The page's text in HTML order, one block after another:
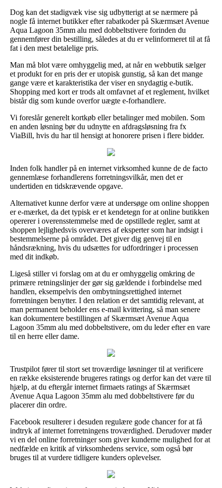
Dog kan det stadigvæk vise sig udbytterigt at se nærmere på
nogle få internet butikker efter rabatkoder på Skærmsæt Avenue
Aqua Lagoon 35mm alu med dobbeltstivere forinden du
gennemfører din bestilling, således at du er velinformeret til at få
fat i den mest betalelige pris.
Man må blot være omhyggelig med, at når en webbutik sælger
et produkt for en pris der er utopisk gunstig, så kan det mange
gange være et karakteristika der viser en snydagtig e-butik.
Shopping med kort er trods alt omfavnet af et reglement, hvilket
bistår dig som kunde overfor uægte e-forhandlere.
Vi foreslår generelt kortkøb eller betalinger med mobilen. Som
en anden løsning bør du udnytte en afdragsløsning fra fx
ViaBill, hvis du har til hensigt at honorere prisen i flere bidder.
Inden folk handler på en internet virksomhed kunne de de facto
gennemlæse forhandlerens forretningsvilkår, men det er
undertiden en tidskrævende opgave.
Alternativet kunne derfor være at undersøge om online shoppen
er e-mærket, da det typisk er et kendetegn for at online butikken
opererer i overensstemmelse med de opstillede regler, samt at
shoppen lejlighedsvis overværes af eksperter som har indsigt i
bestemmelserne på området. Det giver dig genvej til en
håndsrækning, hvis du udsættes for udfordringer i processen
med dit indkøb.
Ligeså stiller vi forslag om at du er omhyggelig omkring de
primære retningslinjer der gør sig gældende i forbindelse med
handlen, eksempelvis den ombytningsrettighed internet
forretningen benytter. I den relation er det samtidig relevant, at
man permanent beholder ens e-mail kvittering, så man senere
kan dokumentere bestillingen af Skærmsæt Avenue Aqua
Lagoon 35mm alu med dobbeltstivere, om du leder efter en vare
til en herre eller dame.
Trustpilot fører til stort set troværdige løsninger til at verificere
en række eksisterende brugeres ratings og derfor kan det være til
hjælp, at du eftergår internet firmaets ratings af Skærmsæt
Avenue Aqua Lagoon 35mm alu med dobbeltstivere før du
placerer din ordre.
Facebook resulterer i desuden regulære gode chancer for at få
indtryk af internet forretningens troværdighed. Derudover møder
vi en del online forretninger som giver kunderne mulighed for at
nedfælde en kritik af virksomhedens service, som også bør
bruges til at vurdere tidligere kunders oplevelser.